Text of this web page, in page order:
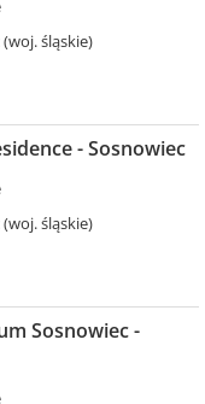
śląskie)
- Sosnowiec
śląskie)
Sosnowiec -